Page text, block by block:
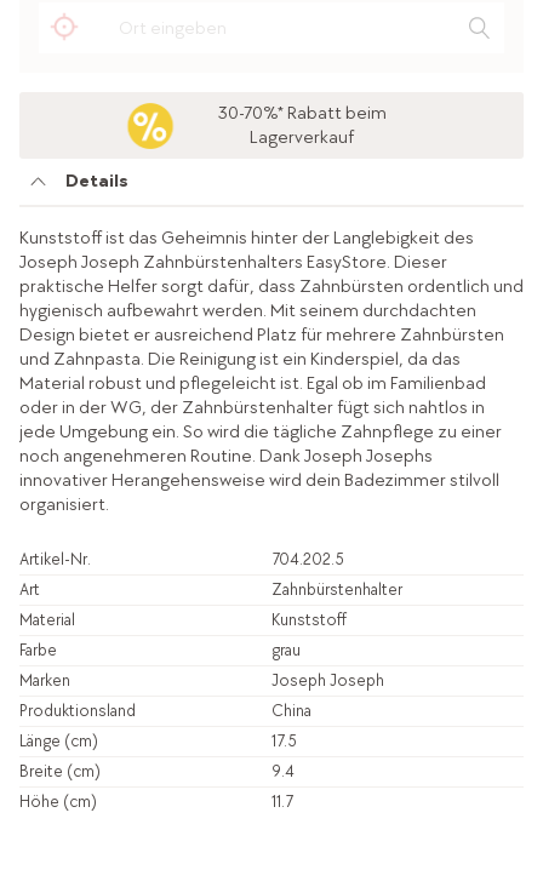
30-70%* Rabatt beim
Lagerverkauf
Details
Kunststoff ist das Geheimnis hinter der Langlebigkeit des
Joseph Joseph Zahnbürstenhalters EasyStore. Dieser
praktische Helfer sorgt dafür, dass Zahnbürsten ordentlich und
hygienisch aufbewahrt werden. Mit seinem durchdachten
Design bietet er ausreichend Platz für mehrere Zahnbürsten
und Zahnpasta. Die Reinigung ist ein Kinderspiel, da das
Material robust und pflegeleicht ist. Egal ob im Familienbad
oder in der WG, der Zahnbürstenhalter fügt sich nahtlos in
jede Umgebung ein. So wird die tägliche Zahnpflege zu einer
noch angenehmeren Routine. Dank Joseph Josephs
innovativer Herangehensweise wird dein Badezimmer stilvoll
organisiert.
Artikel-Nr.
704.202.5
Art
Zahnbürstenhalter
Material
Kunststoff
Farbe
grau
Marken
Joseph Joseph
Produktionsland
China
Länge (cm)
17.5
Breite (cm)
9.4
Höhe (cm)
11.7